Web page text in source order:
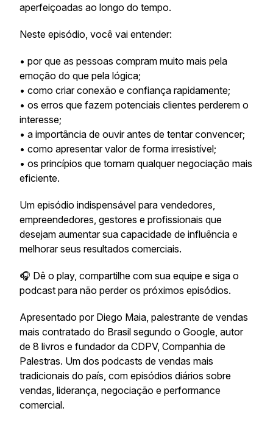
aperfeiçoadas ao longo do tempo.
Neste episódio, você vai entender:
• por que as pessoas compram muito mais pela
emoção do que pela lógica;
• como criar conexão e confiança rapidamente;
• os erros que fazem potenciais clientes perderem o
interesse;
• a importância de ouvir antes de tentar convencer;
• como apresentar valor de forma irresistível;
• os princípios que tornam qualquer negociação mais
eficiente.
Um episódio indispensável para vendedores,
empreendedores, gestores e profissionais que
desejam aumentar sua capacidade de influência e
melhorar seus resultados comerciais.
🎧 Dê o play, compartilhe com sua equipe e siga o
podcast para não perder os próximos episódios.
Apresentado por Diego Maia, palestrante de vendas
mais contratado do Brasil segundo o Google, autor
de 8 livros e fundador da CDPV, Companhia de
Palestras. Um dos podcasts de vendas mais
tradicionais do país, com episódios diários sobre
vendas, liderança, negociação e performance
comercial.